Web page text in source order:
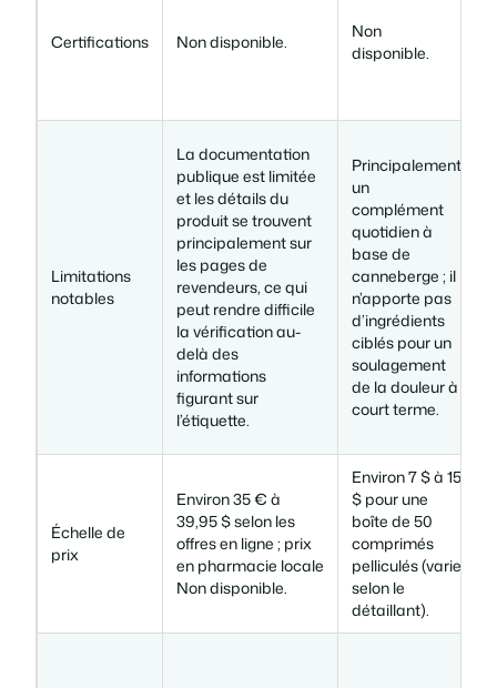
Certifications Non disponible.
Non
disponible.
Limitations
notables
La documentation
publique est limitée
et les détails du
produit se trouvent
principalement sur
les pages de
revendeurs, ce qui
peut rendre difficile
la vérification au-
delà des
informations
figurant sur
l’étiquette.
Principalement
un
complément
quotidien à
base de
canneberge ; il
n’apporte pas
d’ingrédients
ciblés pour un
soulagement
de la douleur à
court terme.
Échelle de
prix
Environ 35 € à
39,95 $ selon les
offres en ligne ; prix
en pharmacie locale
Non disponible.
Environ 7 $ à 15
$ pour une
boîte de 50
comprimés
pelliculés (varie
selon le
détaillant).